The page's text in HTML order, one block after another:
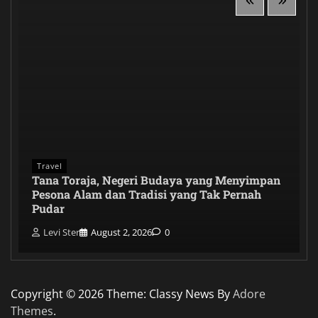
Travel
Tana Toraja, Negeri Budaya yang Menyimpan
Pesona Alam dan Tradisi yang Tak Pernah
Pudar
Levi Ster August 2, 2026 0
Copyright © 2026Theme: Classy News ByAdore
Themes.